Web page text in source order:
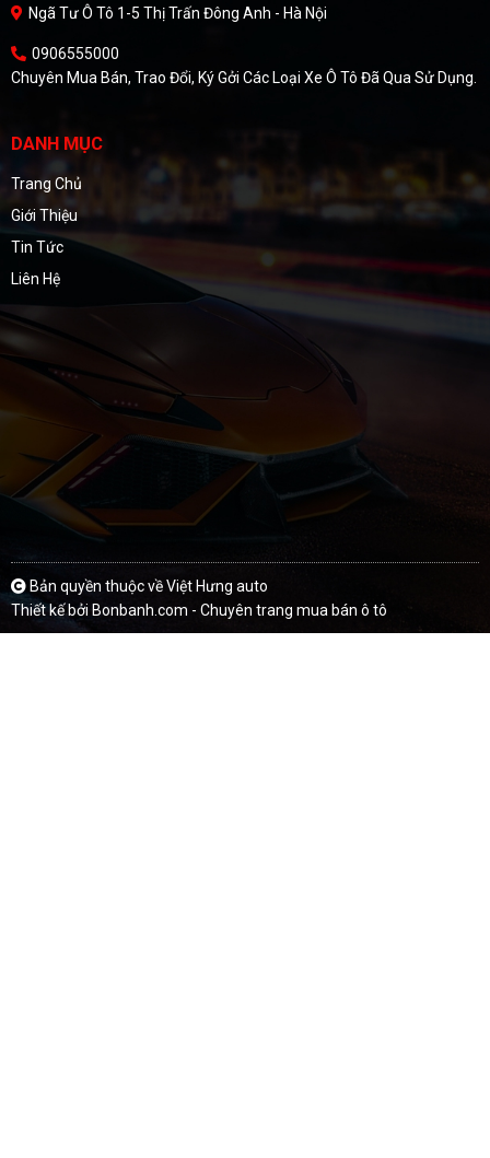
Ngã Tư Ô Tô 1-5 Thị Trấn Đông Anh - Hà Nội
0906555000
Chuyên Mua Bán, Trao Đổi, Ký Gởi Các Loại Xe Ô Tô Đã Qua Sử Dụng.
DANH MỤC
Trang Chủ
Giới Thiệu
Tin Tức
Liên Hệ
Bản quyền thuộc về Việt Hưng auto
Thiết kế bởi Bonbanh.com - Chuyên trang mua bán ô tô